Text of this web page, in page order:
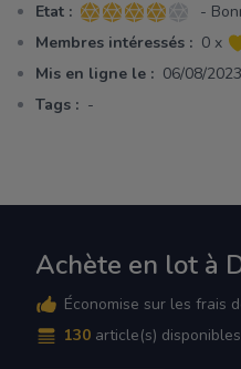
Etat : 4 sur 5 étoiles
-
Membres intéressés : 0 x
Mis en ligne le : 06/08/2023
Tags : -
Achète en lot à
Économise sur les frais
130 article(s) disponibles